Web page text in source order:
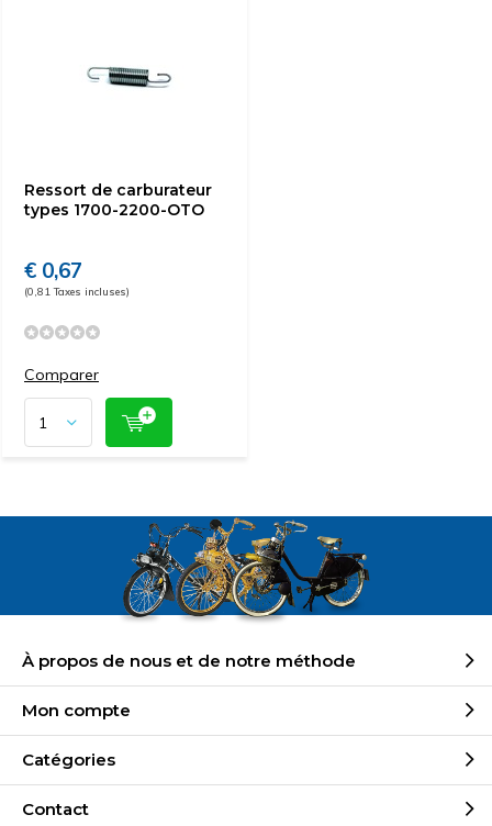
Ressort de carburateur
types 1700-2200-OTO
€ 0,67
(0,81 Taxes incluses)
Comparer
À propos de nous et de notre méthode
Mon compte
Catégories
Contact